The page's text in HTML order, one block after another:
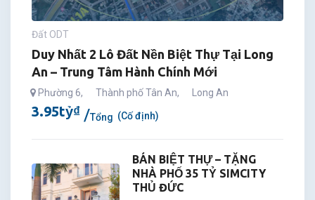
Đất ODT
Duy Nhất 2 Lô Đất Nền Biệt Thự Tại Long
An – Trung Tâm Hành Chính Mới
Phường 6, Thành phố Tân An, Long An
3.95tỷ₫ Tổng (Cố định)
BÁN BIỆT THỰ – TẶNG
NHÀ PHỐ 35 TỶ SIMCITY
THỦ ĐỨC